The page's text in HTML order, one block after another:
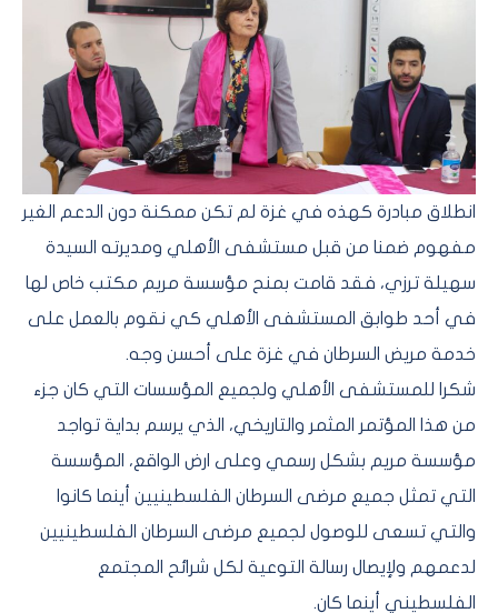
انطلاق مبادرة كهذه في غزة لم تكن ممكنة دون الدعم الغير
مفهوم ضمنا من قبل مستشفى الأهلي ومديرته السيدة
سهيلة ترزي، فقد قامت بمنح مؤسسة مريم مكتب خاص لها
في أحد طوابق المستشفى الأهلي كي نقوم بالعمل على
خدمة مريض السرطان في غزة على أحسن وجه.
شكرا للمستشفى الأهلي ولجميع المؤسسات التي كان جزء
من هذا المؤتمر المثمر والتاريخي، الذي يرسم بداية تواجد
مؤسسة مريم بشكل رسمي وعلى ارض الواقع، المؤسسة
التي تمثل جميع مرضى السرطان الفلسطينيين أينما كانوا
والتي تسعى للوصول لجميع مرضى السرطان الفلسطينيين
لدعمهم ولإيصال رسالة التوعية لكل شرائح المجتمع
الفلسطيني أينما كان.